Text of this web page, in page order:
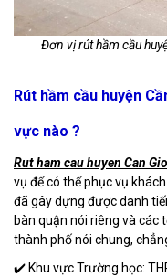
Đơn vị rút hầm cầu
Rút hầm cầu huyện
vực nào ?
Rut ham cau huyen Can Gio
vụ để có thể phục vụ
đã gây dựng được danh
bàn quận nói riêng và các
thành phố nói chung,
✔️ Khu vực Trường học: